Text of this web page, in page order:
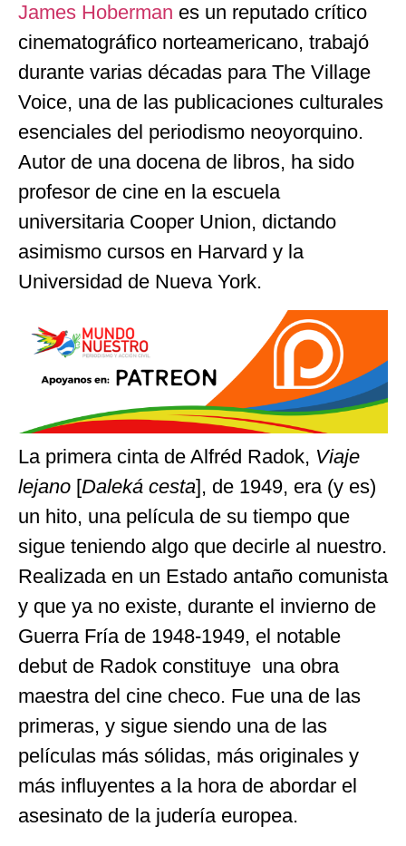
James Hoberman es un reputado crítico
cinematográfico norteamericano, trabajó
durante varias décadas para The Village
Voice, una de las publicaciones culturales
esenciales del periodismo neoyorquino.
Autor de una docena de libros, ha sido
profesor de cine en la escuela
universitaria Cooper Union, dictando
asimismo cursos en Harvard y la
Universidad de Nueva York.
La primera cinta de Alfréd Radok, Viaje
lejano [Daleká cesta], de 1949, era (y es)
un hito, una película de su tiempo que
sigue teniendo algo que decirle al nuestro.
Realizada en un Estado antaño comunista
y que ya no existe, durante el invierno de
Guerra Fría de 1948-1949, el notable
debut de Radok constituye una obra
maestra del cine checo. Fue una de las
primeras, y sigue siendo una de las
películas más sólidas, más originales y
más influyentes a la hora de abordar el
asesinato de la judería europea.